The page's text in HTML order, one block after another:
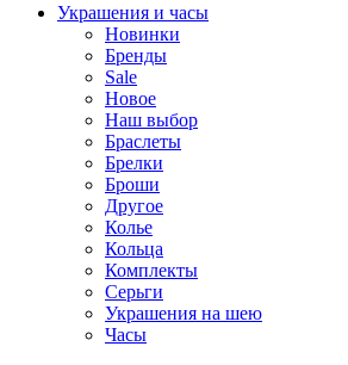
Украшения и часы
Новинки
Бренды
Sale
Новое
Наш выбор
Браслеты
Брелки
Броши
Другое
Колье
Кольца
Комплекты
Серьги
Украшения на шею
Часы